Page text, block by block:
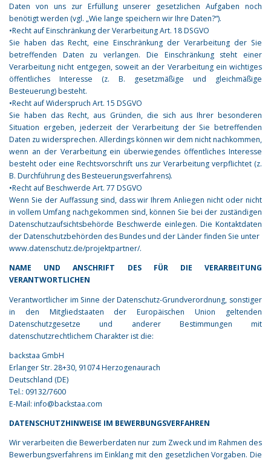
Daten von uns zur Erfüllung unserer gesetzlichen Aufgaben noch
benötigt werden (vgl. „Wie lange speichern wir Ihre Daten?“).
•Recht auf Einschränkung der Verarbeitung Art. 18 DSGVO
Sie haben das Recht, eine Einschränkung der Verarbeitung der Sie
betreffenden Daten zu verlangen. Die Einschränkung steht einer
Verarbeitung nicht entgegen, soweit an der Verarbeitung ein wichtiges
öffentliches Interesse (z. B. gesetzmäßige und gleichmäßige
Besteuerung) besteht.
•Recht auf Widerspruch Art. 15 DSGVO
Sie haben das Recht, aus Gründen, die sich aus Ihrer besonderen
Situation ergeben, jederzeit der Verarbeitung der Sie betreffenden
Daten zu widersprechen. Allerdings können wir dem nicht nachkommen,
wenn an der Verarbeitung ein überwiegendes öffentliches Interesse
besteht oder eine Rechtsvorschrift uns zur Verarbeitung verpflichtet (z.
B. Durchführung des Besteuerungsverfahrens).
•Recht auf Beschwerde Art. 77 DSGVO
Wenn Sie der Auffassung sind, dass wir Ihrem Anliegen nicht oder nicht
in vollem Umfang nachgekommen sind, können Sie bei der zuständigen
Datenschutzaufsichtsbehörde Beschwerde einlegen. Die Kontaktdaten
der Datenschutzbehörden des Bundes und der Länder finden Sie unter
www.datenschutz.de/projektpartner/.
NAME UND ANSCHRIFT DES FÜR DIE VERARBEITUNG
VERANTWORTLICHEN
Verantwortlicher im Sinne der Datenschutz-Grundverordnung, sonstiger
in den Mitgliedstaaten der Europäischen Union geltenden
Datenschutzgesetze und anderer Bestimmungen mit
datenschutzrechtlichem Charakter ist die:
backstaa GmbH
Erlanger Str. 28+30, 91074 Herzogenaurach
Deutschland (DE)
Tel.: 09132/7600
E-Mail: info@backstaa.com
DATENSCHUTZHINWEISE IM BEWERBUNGSVERFAHREN
Wir verarbeiten die Bewerberdaten nur zum Zweck und im Rahmen des
Bewerbungsverfahrens im Einklang mit den gesetzlichen Vorgaben. Die